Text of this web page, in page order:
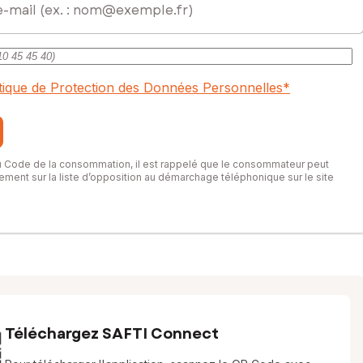
de Protection des Données Personnelles*
Code de la consommation, il est rappelé que le consommateur peut
sur la liste d’opposition au démarchage téléphonique sur le site
Téléchargez SAFTI Connect